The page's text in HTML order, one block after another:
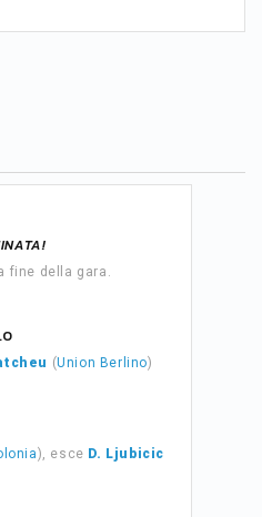
fine della gara.
(Union Berlino)
), esce D. Ljubicic